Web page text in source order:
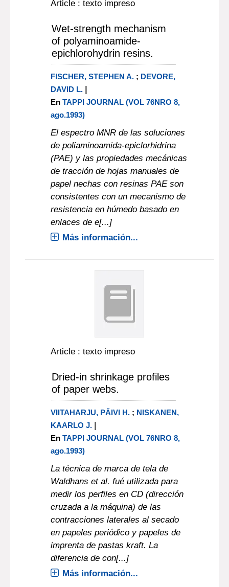
Article : texto impreso
Wet-strength mechanism
of polyaminoamide-
epichlorohydrin resins.
FISCHER, STEPHEN A.; DEVORE,
DAVID L. |
En TAPPI JOURNAL (VOL 76NRO 8,
ago.1993)
El espectro MNR de las soluciones
de poliaminoamida-epiclorhidrina
(PAE) y las propiedades mecánicas
de tracción de hojas manuales de
papel nechas con resinas PAE son
consistentes con un mecanismo de
resistencia en húmedo basado en
enlaces de e[...]
Más información...
Article : texto impreso
Dried-in shrinkage profiles
of paper webs.
VIITAHARJU, PÄIVI H.; NISKANEN,
KAARLO J. |
En TAPPI JOURNAL (VOL 76NRO 8,
ago.1993)
La técnica de marca de tela de
Waldhans et al. fué utilizada para
medir los perfiles en CD (dirección
cruzada a la máquina) de las
contracciones laterales al secado
en papeles periódico y papeles de
imprenta de pastas kraft. La
diferencia de con[...]
Más información...